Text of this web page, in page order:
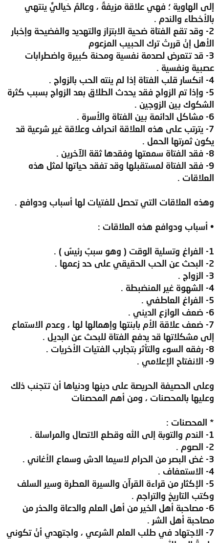
إلى الهاوية ؛ فهي علاقة مزيفةٌ ، وعالمٌ خياليٌّ ينتهي
بالأخطاء والندم .
2- وقد تقع الفتاة ضحية الابتزاز والتهديد والفضيحة وإخبار
الأهل إنْ قررتْ ترك الحبيب المزعوم
3- قد تتعرض لصدمة نفسية ومحنة كبيرة واضطرابات
عصبية ونفسية .
4- انكسار قلب الفتاة إذا لم ينته الحب بالزواج .
5- وإذا تم الزواج فقد يحدث الطلاق بعد الزواج بسبب كثرة
الشكوك بين الزوجين .
6- مشاكل الدائمة بين الفتاة والأسرة .
7- يترتب على هذه العلاقة انحراف وعلاقة غير شرعية قد
يكون ثمرتها الحمل .
8- فقد الفتاة سمعتها وفقدها ثقة الآخرين .
9- فقد الفتاة لمستقبلها وقد تفقد حياتها لمثل هذه
العلاقات .
وهذه العلاقات التي تحصل للفتيات لها أسباب ودوافع .
• أسباب ودوافع هذه العلاقات :
1- الفراغ وتسلية الوقت ( وهو سببٌ رئيسٌ ) .
2- البحث عن الحب الحقيقي على حد زعمها .
3- الزواج .
4- الشهوة غير المنضبطة .
5- الفراغ العاطفي .
6- ضعف الوازع الديني .
7- ضعف علاقة الأم بابنتها وإهمالها لها ، وعدم الاستماع
إلى مشكلاتها قد يدفع الفتاة للبحث عن البديل .
8- رفقه السوء والتأثر بتجارب الفتيات الأخريات .
9- الانفتاح الإعلامي .
وعلى الحصيفة الحريصة على دينها ودنياها أن تتجنب ذلك
وعليها بالمحصنات ، ومن أهم المحصنات
* المحصنات :
1- الندم والتوبة إلى الله وقطع الاتصال والمراسلة .
2- الصوم .
3- غض البصر من الحرام لاسيما الدش وسماع الأغاني .
4- الاستعفاف .
5- الإكثار من قراءة القرآن والسيرة العطرة وسير السلف
وكتب التاريخ والتراجم .
6- مصاحبة أهل الخير من أهل العلم والدعاة والحذر من
مصاحبة أهل الشر .
7- الاجتهاد في طلب العلم الشرعي ، واجتهدي أنْ تكوني